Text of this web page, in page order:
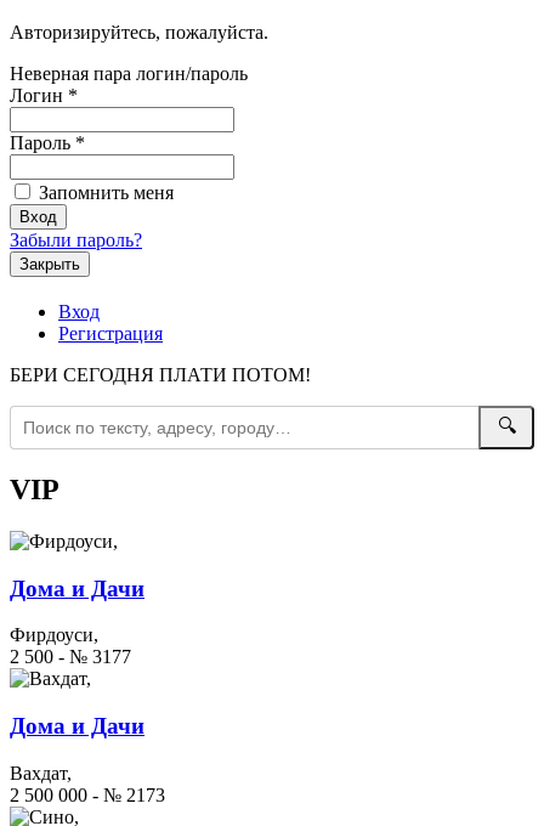
Авторизируйтесь, пожалуйста.
Неверная пара логин/пароль
Логин *
Пароль *
Запомнить меня
Забыли пароль?
Закрыть
Вход
Регистрация
БЕРИ СЕГОДНЯ ПЛАТИ ПОТОМ!
🔍
VIP
Дома и Дачи
Фирдоуси,
2 500 - № 3177
Дома и Дачи
Вахдат,
2 500 000 - № 2173